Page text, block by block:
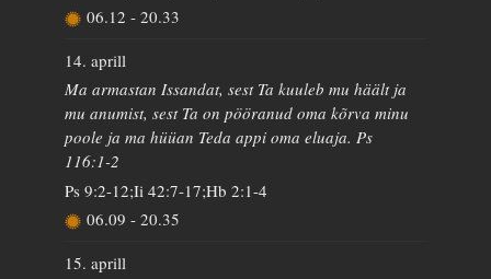
06.12 - 20.33
14. aprill
Ma armastan Issandat, sest Ta kuuleb mu häält ja
mu anumist, sest Ta on pööranud oma kõrva minu
poole ja ma hüüan Teda appi oma eluaja. Ps
116:1-2
Ps 9:2-12;Ii 42:7-17;Hb 2:1-4
06.09 - 20.35
15. aprill